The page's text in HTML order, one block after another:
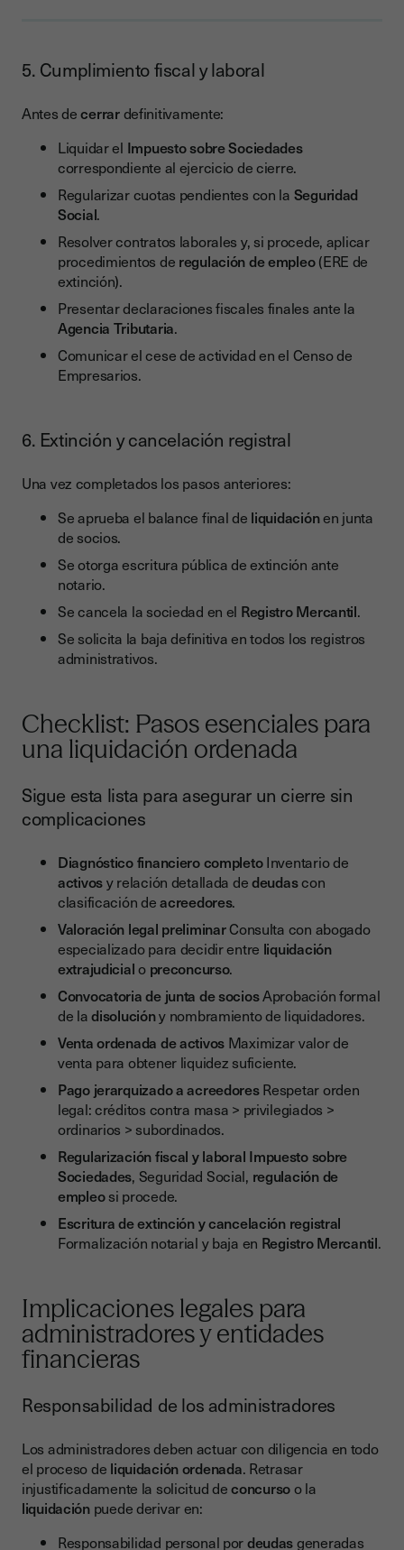
5. Cumplimiento fiscal y laboral
Antes decerrardefinitivamente:
Liquidar el Impuesto sobre Sociedades
correspondiente al ejercicio de cierre.
Regularizar cuotas pendientes con la Seguridad
Social.
Resolver contratos laborales y, si procede, aplicar
procedimientos de regulación de empleo(ERE de
extinción).
Presentar declaraciones fiscales finales ante la
Agencia Tributaria.
Comunicar el cese de actividad en el Censo de
Empresarios.
6. Extinción y cancelación registral
Una vez completados los pasos anteriores:
Se aprueba el balance final de liquidaciónen junta
de socios.
Se otorga escritura pública de extinción ante
notario.
Se cancela la sociedad en el Registro Mercantil.
Se solicita la baja definitiva en todos los registros
administrativos.
Checklist: Pasos esenciales para
una liquidación ordenada
Sigue esta lista para asegurar un cierre sin
complicaciones
Diagnóstico financiero completoInventario de
activosy relación detallada dedeudascon
clasificación deacreedores.
Valoración legal preliminarConsulta con abogado
especializado para decidir entre liquidación
extrajudicialo preconcurso.
Convocatoria de junta de sociosAprobación formal
de ladisolucióny nombramiento de liquidadores.
Venta ordenada de activos Maximizar valor de
venta para obtener liquidez suficiente.
Pago jerarquizado a acreedoresRespetar orden
legal: créditos contra masa > privilegiados >
ordinarios > subordinados.
Regularización fiscal y laboral Impuesto sobre
Sociedades, Seguridad Social, regulación de
empleosi procede.
Escritura de extinción y cancelación registral
Formalización notarial y baja en Registro Mercantil.
Implicaciones legales para
administradores y entidades
financieras
Responsabilidad de los administradores
Los administradores deben actuar con diligencia en todo
el proceso de liquidación ordenada. Retrasar
injustificadamente la solicitud deconcursoo la
liquidaciónpuede derivar en:
Responsabilidad personal pordeudasgeneradas